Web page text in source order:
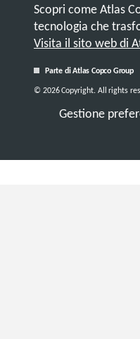
Scopri come Atlas
tecnologia che
Visita il sito web di
Parte di Atlas Copco Group
Gestione
© 2026 Copyright. All rights